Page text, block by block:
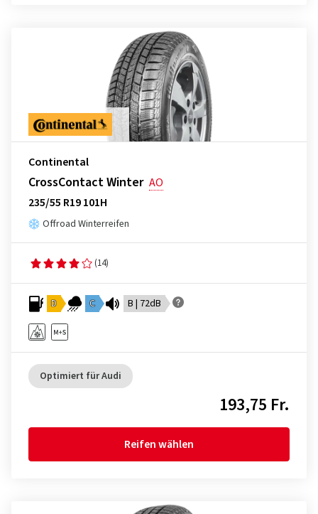
Continental
CrossContact Winter AO
235/55 R19 101H
Offroad Winterreifen
(14)
D C B | 72dB
Optimiert für Audi
193,75 Fr.
Reifen wählen